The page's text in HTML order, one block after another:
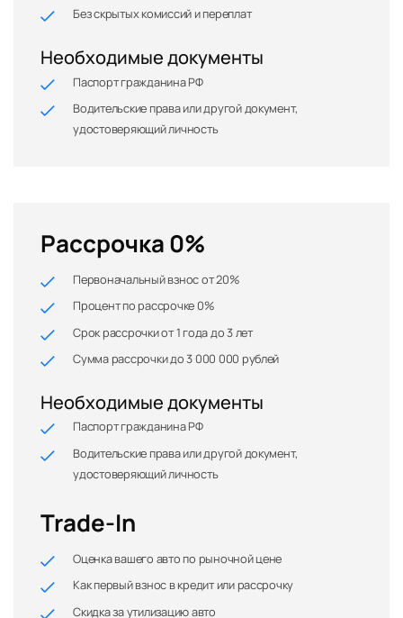
Без скрытых комиссий и переплат
Необходимые документы
Паспорт гражданина РФ
Водительские права или другой документ,
удостоверяющий личность
Рассрочка 0%
Первоначальный взнос от 20%
Процент по рассрочке 0%
Срок рассрочки от 1 года до 3 лет
Сумма рассрочки до 3 000 000 рублей
Необходимые документы
Паспорт гражданина РФ
Водительские права или другой документ,
удостоверяющий личность
Trade-In
Оценка вашего авто по рыночной цене
Как первый взнос в кредит или рассрочку
Скидка за утилизацию авто